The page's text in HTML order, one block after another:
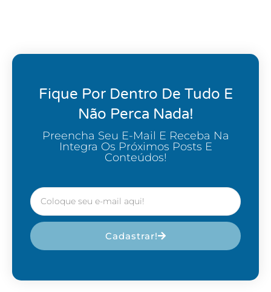
Fique Por Dentro De Tudo E
Não Perca Nada!
Preencha Seu E-Mail E Receba Na
Integra Os Próximos Posts E
Conteúdos!
Cadastrar!